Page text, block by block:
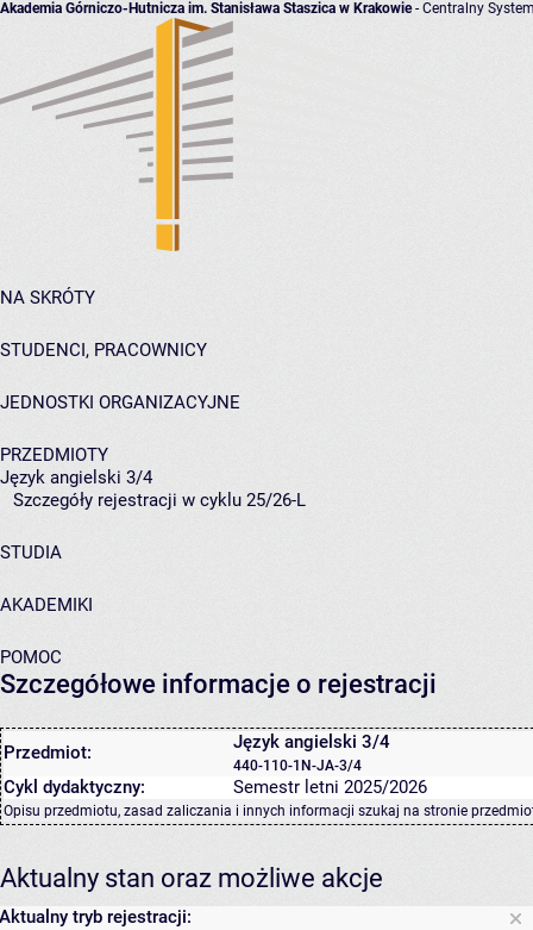
Akademia Górniczo-Hutnicza im. Stanisława Staszica w Krakowie- Centralny
NA SKRÓTY
STUDENCI, PRACOWNICY
JEDNOSTKI ORGANIZACYJNE
PRZEDMIOTY
Język angielski 3/4
Szczegóły rejestracji w cyklu 25/26-L
STUDIA
AKADEMIKI
POMOC
Szczegółowe informacje o rejestracji
Przedmiot: Język angielski 3/4
440-110-1N-JA-3/4
Cykl dydaktyczny: Semestr letni 2025/2026
Opisu przedmiotu, zasad zaliczania i innych informacji szukaj na stronie
Aktualny stan oraz możliwe akcje
Aktualny tryb rejestracji: